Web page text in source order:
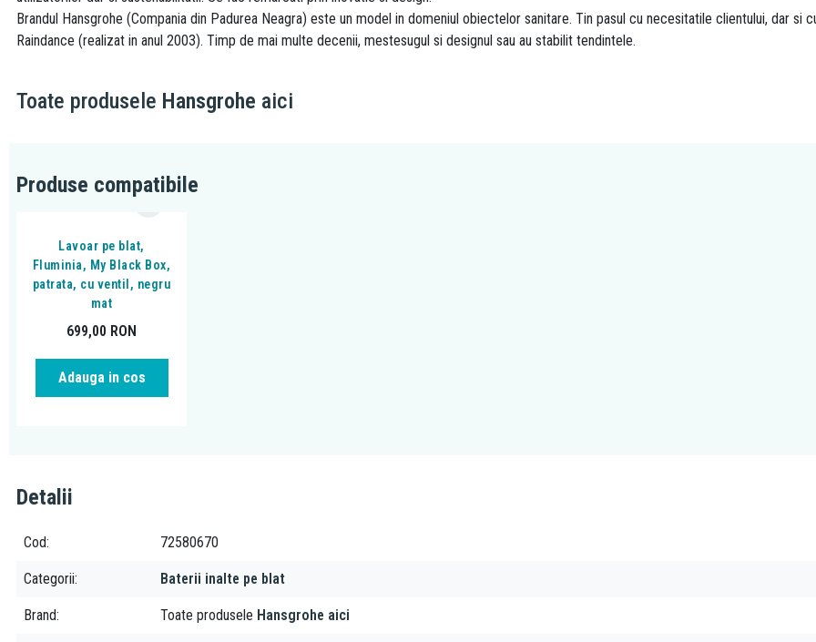
Brandul Hansgrohe (Compania din Padurea Neagra) este un model in domeniul obiectelor sanitare. Tin pasul cu necesitatile clientului, dar si
Raindance (realizat in anul 2003). Timp de mai multe decenii, mestesugul si designul sau au stabilit tendintele.
Toate produsele Hansgrohe aici
Produse compatibile
Lavoar pe blat,
Fluminia, My Black Box,
patrata, cu ventil, negru
mat
699,00 RON
Adauga in cos
Detalii
Cod 72580670
Categorii Baterii inalte pe blat
Brand Toate produsele Hansgrohe aici